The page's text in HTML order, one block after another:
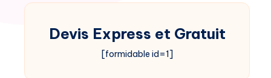
Devis Express et Gratuit
[formidable id=1]